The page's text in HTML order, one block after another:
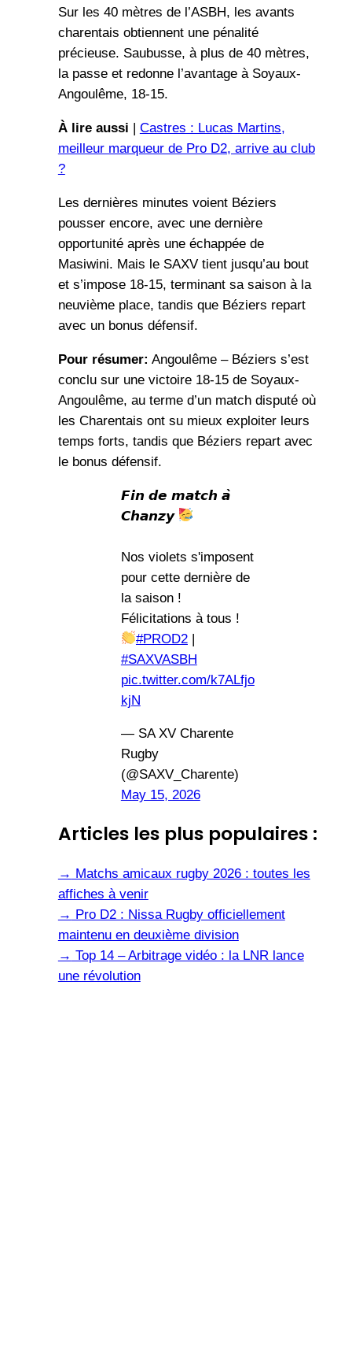
Sur les 40 mètres de l’ASBH, les avants
charentais obtiennent une pénalité
précieuse. Saubusse, à plus de 40 mètres,
la passe et redonne l’avantage à Soyaux-
Angoulême, 18-15.
À lire aussi
Castres : Lucas Martins,
meilleur marqueur de Pro D2, arrive au club
?
Les dernières minutes voient Béziers
pousser encore, avec une dernière
opportunité après une échappée de
Masiwini. Mais le SAXV tient jusqu’au bout
et s’impose 18-15, terminant sa saison à la
neuvième place, tandis que Béziers repart
avec un bonus défensif.
Pour résumer: Angoulême – Béziers s’est
conclu sur une victoire 18-15 de Soyaux-
Angoulême, au terme d’un match disputé où
les Charentais ont su mieux exploiter leurs
temps forts, tandis que Béziers repart avec
le bonus défensif.
𝙁𝙞𝙣 𝙙𝙚 𝙢𝙖𝙩𝙘𝙝 𝙖̀
𝘾𝙝𝙖𝙣𝙯𝙮
Nos violets s'imposent
pour cette dernière de
la saison !
Félicitations à tous !
#PROD2|
#SAXVASBH
pic.twitter.com/k7ALfjo
kjN
— SA XV Charente
Rugby
(@SAXV_Charente)
May 15, 2026
Articles les plus populaires :
→ Matchs amicaux rugby 2026 : toutes les
affiches à venir
→ Pro D2 : Nissa Rugby officiellement
maintenu en deuxième division
→ Top 14 – Arbitrage vidéo : la LNR lance
une révolution